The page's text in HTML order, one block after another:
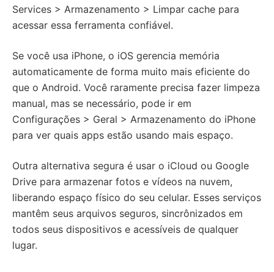
Services > Armazenamento > Limpar cache para
acessar essa ferramenta confiável.
Se você usa iPhone, o iOS gerencia memória
automaticamente de forma muito mais eficiente do
que o Android. Você raramente precisa fazer limpeza
manual, mas se necessário, pode ir em
Configurações > Geral > Armazenamento do iPhone
para ver quais apps estão usando mais espaço.
Outra alternativa segura é usar o iCloud ou Google
Drive para armazenar fotos e vídeos na nuvem,
liberando espaço físico do seu celular. Esses serviços
mantêm seus arquivos seguros, sincrônizados em
todos seus dispositivos e acessíveis de qualquer
lugar.